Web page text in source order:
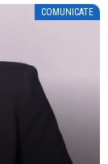
COMUNICATE